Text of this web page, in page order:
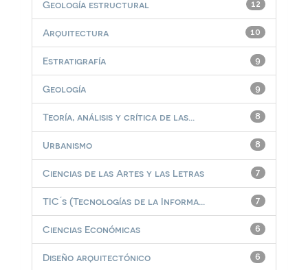
12
Geología estructural
10
Arquitectura
9
Estratigrafía
9
Geología
8
Teoría, análisis y crítica de las...
8
Urbanismo
7
Ciencias de las Artes y las Letras
7
TIC ́s (Tecnologías de la Informa...
6
Ciencias Económicas
6
Diseño arquitectónico